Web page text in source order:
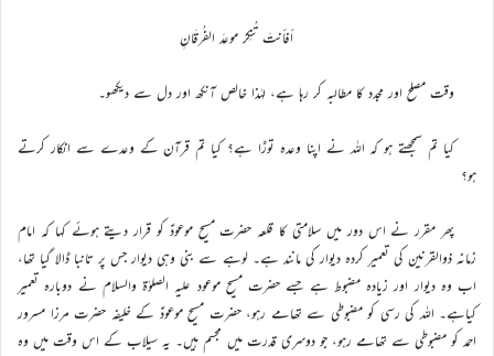
أفأنتَ تُنكِرُ موعدَ الفُرقَانِ
وقت مصلح اور مجدد کا مطالبہ کر رہا ہے، لہٰذا خالص آنکھ اور دل سے دیکھو۔
کیا تم سمجھتے ہو کہ اللہ نے اپنا وعدہ توڑا ہے؟ کیا تم قرآن کے وعدے سے انکار کرتے
ہو؟
پھر مقرر نے اس دور میں سلامتی کا قلعہ حضرت مسیح موعودؑ کو قرار دیتے ہوئے کہا کہ امام
زمانہ ذوالقرنین کی تعمیر کردہ دیوار کی مانند ہے۔ لوہے سے بنی وہی دیوار جس پر تانبا ڈالا گیا تھا،
اب وہ دیوار اور زیادہ مضبوط ہے جسے حضرت مسیح موعود علیہ الصلوٰۃ والسلام نے دوبارہ تعمیر
کیاہے۔ اللہ کی رسی کو مضبوطی سے تھامے رہو، حضرت مسیح موعودؑ کے خلیفہ حضرت مرزا مسرور
احمد کو مضبوطی سے تھامے رہو، جو دوسری قدرت میں مجسم ہیں۔ یہ سیلاب کے اس وقت میں وہ